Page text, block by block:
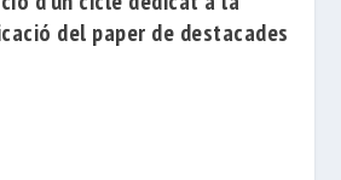
del paper de destacades